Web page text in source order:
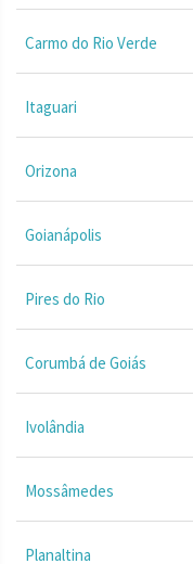
Carmo do Rio Verde
Itaguari
Orizona
Goianápolis
Pires do Rio
Corumbá de Goiás
Ivolândia
Mossâmedes
Planaltina